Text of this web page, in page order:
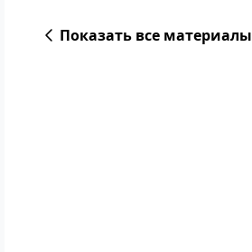
Показать все материалы